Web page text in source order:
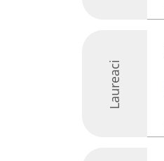
Laureaci